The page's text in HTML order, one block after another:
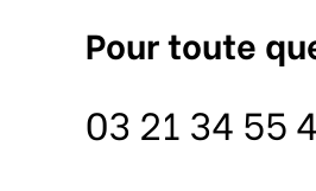
Pour toute
03 21 34 55